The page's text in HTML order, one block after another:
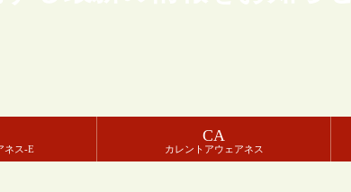
ネス-E
CA
カレントアウェアネス